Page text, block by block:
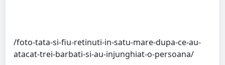
/foto-tata-si-fiu-retinuti-in-satu-mare-dupa-ce-au-
atacat-trei-barbati-si-au-injunghiat-o-persoana/